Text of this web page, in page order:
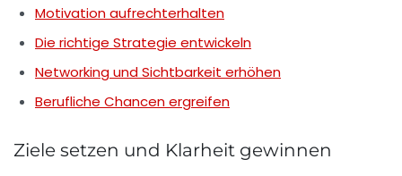
Motivation aufrechterhalten
Die richtige Strategie entwickeln
Networking und Sichtbarkeit erhöhen
Berufliche Chancen ergreifen
Ziele setzen und Klarheit gewinnen